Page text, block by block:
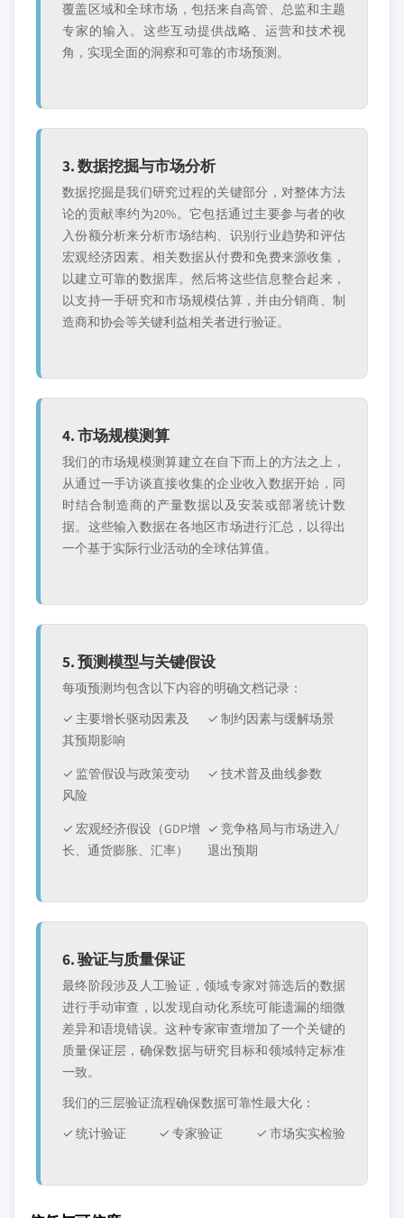
覆盖区域和全球市场，包括来自高管、总监和主题
专家的输入。这些互动提供战略、运营和技术视
角，实现全面的洞察和可靠的市场预测。
3. 数据挖掘与市场分析
数据挖掘是我们研究过程的关键部分，对整体方法
论的贡献率约为20%。它包括通过主要参与者的收
入份额分析来分析市场结构、识别行业趋势和评估
宏观经济因素。相关数据从付费和免费来源收集，
以建立可靠的数据库。然后将这些信息整合起来，
以支持一手研究和市场规模估算，并由分销商、制
造商和协会等关键利益相关者进行验证。
4. 市场规模测算
我们的市场规模测算建立在自下而上的方法之上，
从通过一手访谈直接收集的企业收入数据开始，同
时结合制造商的产量数据以及安装或部署统计数
据。这些输入数据在各地区市场进行汇总，以得出
一个基于实际行业活动的全球估算值。
5. 预测模型与关键假设
每项预测均包含以下内容的明确文档记录：
✓ 主要增长驱动因素及
其预期影响
✓ 制约因素与缓解场景
✓ 监管假设与政策变动
风险
✓ 技术普及曲线参数
✓ 宏观经济假设（GDP增
长、通货膨胀、汇率）
✓ 竞争格局与市场进入/
退出预期
6. 验证与质量保证
最终阶段涉及人工验证，领域专家对筛选后的数据
进行手动审查，以发现自动化系统可能遗漏的细微
差异和语境错误。这种专家审查增加了一个关键的
质量保证层，确保数据与研究目标和领域特定标准
一致。
我们的三层验证流程确保数据可靠性最大化：
✓ 统计验证
✓ 专家验证 ✓ 市场实实检验